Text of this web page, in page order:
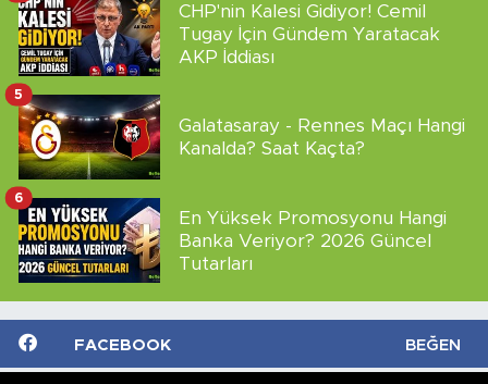
CHP'nin Kalesi Gidiyor! Cemil
Tugay İçin Gündem Yaratacak
AKP İddiası
Galatasaray - Rennes Maçı Hangi
Kanalda? Saat Kaçta?
5
En Yüksek Promosyonu Hangi
Banka Veriyor? 2026 Güncel
Tutarları
6
FACEBOOK BEĞEN